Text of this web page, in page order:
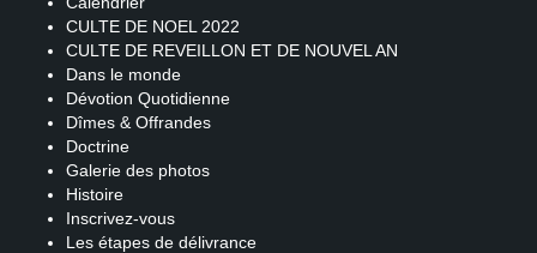
CULTE DE NOEL 2022
CULTE DE REVEILLON ET DE NOUVEL AN
Dans le monde
Dévotion Quotidienne
Dîmes & Offrandes
Doctrine
Galerie des photos
Histoire
Inscrivez-vous
Les étapes de délivrance